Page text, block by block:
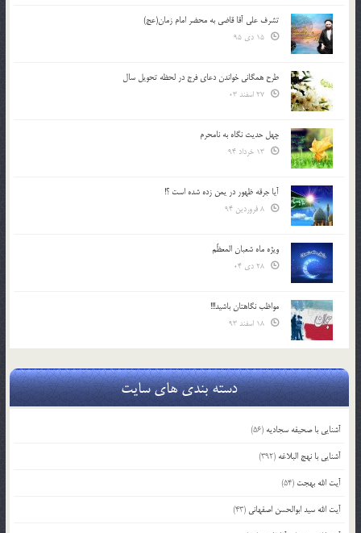
تشرف علي آقا قاضي به محضر امام زمان(عج)
طرح همگانی خواندن دعای فرج در لحظه تحویل سال
چهل حدیث نگاه به نامحرم
آیا جرقه ظهور در یمن زده شده است ؟!
ویژه ماه شعبان المعظّم
مواظب نگاهتان باشید!!!
دسته بندی های سایت
آشنایی با صحیفه سجادیه (56)
آشنایی با نهج البلاغه (392)
آیت الله بهجت (54)
آیت الله سید ابوالحسن اصفهانی (43)